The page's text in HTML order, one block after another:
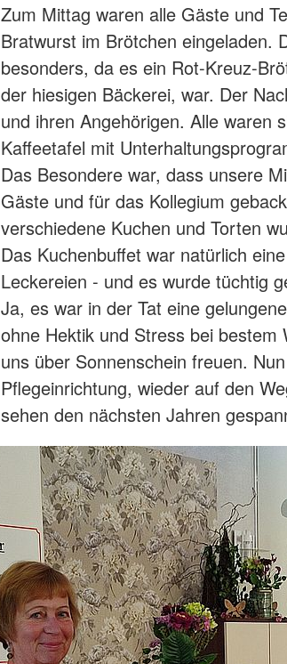
Zum Mittag waren alle Gäste und
Bratwurst im Brötchen eingeladen.
besonders, da es ein Rot-Kreuz-
der hiesigen Bäckerei, war. Der
und ihren Angehörigen. Alle waren
Kaffeetafel mit
Das Besondere war, dass unsere
Gäste und für das Kollegium
verschiedene Kuchen und Torten
Das Kuchenbuffet war natürlich
Leckereien - und es wurde tüchtig
Ja, es war in der Tat eine
ohne Hektik und Stress bei
uns über Sonnenschein freuen.
Pflegeinrichtung, wieder auf den
sehen den nächsten Jahren